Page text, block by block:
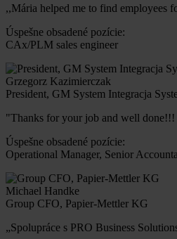
,,Mária helped me to find employees
Úspešne obsadené pozície:
CAx/PLM sales engineer
Grzegorz Kazimierczak
President, GM System Integracja
"Thanks for your job and well done!!!
Úspešne obsadené pozície:
Operational Manager, Senior
Michael Handke
Group CFO, Papier-Mettler KG
„Spolupráce s PRO Business